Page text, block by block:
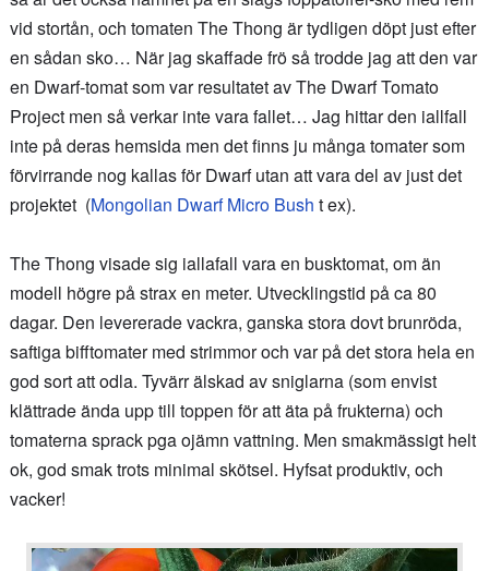
vid stortån, och tomaten The Thong är tydligen döpt just efter
en sådan sko… När jag skaffade frö så trodde jag att den var
en Dwarf-tomat som var resultatet av The Dwarf Tomato
Project men så verkar inte vara fallet… Jag hittar den iallfall
inte på deras hemsida men det finns ju många tomater som
förvirrande nog kallas för Dwarf utan att vara del av just det
projektet (Mongolian Dwarf Micro Bush t ex).
The Thong visade sig iallafall vara en busktomat, om än
modell högre på strax en meter. Utvecklingstid på ca 80
dagar. Den levererade vackra, ganska stora dovt brunröda,
saftiga bifftomater med strimmor och var på det stora hela en
god sort att odla. Tyvärr älskad av sniglarna (som envist
klättrade ända upp till toppen för att äta på frukterna) och
tomaterna sprack pga ojämn vattning. Men smakmässigt helt
ok, god smak trots minimal skötsel. Hyfsat produktiv, och
vacker!